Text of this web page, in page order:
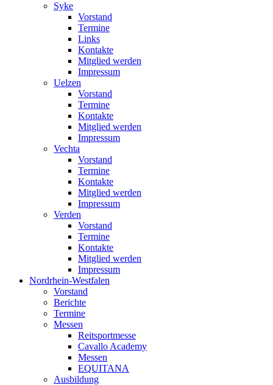
Syke
Vorstand
Termine
Links
Kontakte
Mitglied werden
Impressum
Uelzen
Vorstand
Termine
Kontakte
Mitglied werden
Impressum
Vechta
Vorstand
Termine
Kontakte
Mitglied werden
Impressum
Verden
Vorstand
Termine
Kontakte
Mitglied werden
Impressum
Nordrhein-Westfalen
Vorstand
Berichte
Termine
Messen
Reitsportmesse
Cavallo Academy
Messen
EQUITANA
Ausbildung